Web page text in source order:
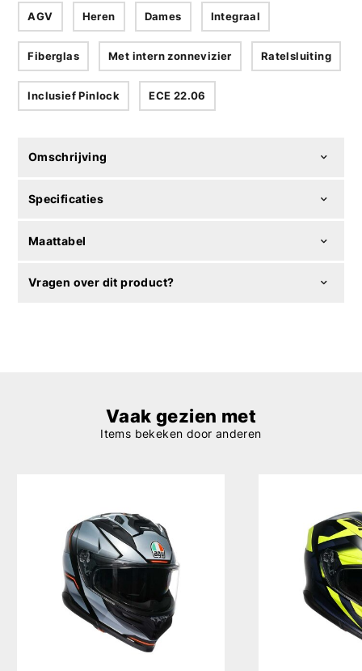
AGV Heren Dames Integraal
Fiberglas Met intern zonnevizier Ratelsluiting
Inclusief Pinlock ECE 22.06
Omschrijving
Specificaties
Maattabel
Vragen over dit product?
Vaak gezien met
Items bekeken door anderen